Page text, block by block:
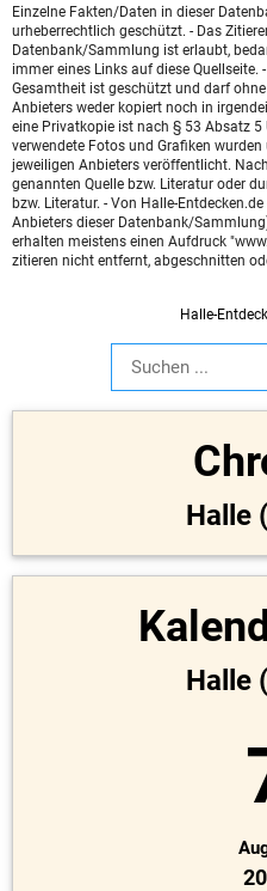
Einzelne Fakten/Daten in dieser
urheberrechtlich geschützt. - Das
Datenbank/Sammlung ist erlaubt,
immer eines Links auf diese
Gesamtheit ist geschützt und darf
Anbieters weder kopiert noch in
eine Privatkopie ist nach § 53 Absatz 5
verwendete Fotos und Grafiken
jeweiligen Anbieters veröffentlicht.
genannten Quelle bzw. Literatur oder
bzw. Literatur. - Von Halle-
Anbieters dieser Datenbank/
erhalten meistens einen Aufdruck
zitieren nicht entfernt, abgeschnitten
Halle-
Halle
Halle